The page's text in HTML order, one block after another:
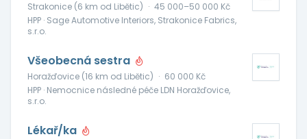
Strakonice (6 km od Libětic) · 45 000–50 000 Kč
HPP · Sage Automotive Interiors, Strakonice Fabrics,
s.r.o.
Všeobecná sestra
Horažďovice (16 km od Libětic) · 60 000 Kč
HPP · Nemocnice následné péče LDN Horažďovice,
s.r.o.
Lékař/ka